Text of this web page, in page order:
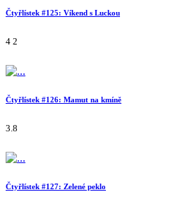
Čtyřlístek #125: Víkend s Luckou
4 2
Čtyřlístek #126: Mamut na kmíně
3.8
Čtyřlístek #127: Zelené peklo